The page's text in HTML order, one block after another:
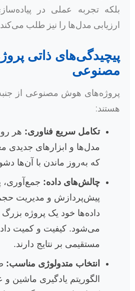
بلکه تجربه عملی در
ارزیابی مدل‌ها را نیز طلب
پیچیدگی‌های ذاتی
مصنوعی
پروژه‌های هوش مصنوعی از
هستند:
تکامل سریع فناوری: هر
مدل‌ها و ابزارهای جدیدی
که به‌روز ماندن با آن‌ها
چالش‌های داده: جمع‌آوری،
پیش‌پردازش و مدیریت
داده‌ها خود یک پروژه
می‌شود. کیفیت و کمیت
مستقیمی بر نتایج دارند.
انتخاب متدولوژی مناسب:
الگوریتم یادگیری ماشین